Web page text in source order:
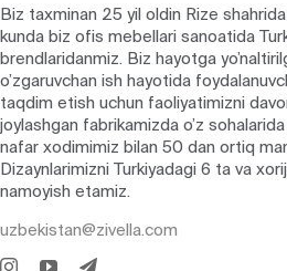
Biz taxminan 25 yil oldin Rize
kunda biz ofis mebellari sanoatida
brendlaridanmiz. Biz hayotga
o’zgaruvchan ish hayotida
taqdim etish uchun faoliyatimizni
joylashgan fabrikamizda o’z
nafar xodimimiz bilan 50 dan ortiq
Dizaynlarimizni Turkiyadagi 6 ta va
namoyish etamiz.
uzbekistan@zivella.com